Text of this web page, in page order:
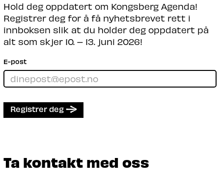
Hold deg oppdatert om Kongsberg Agenda!
Registrer deg for å få nyhetsbrevet rett i
innboksen slik at du holder deg oppdatert på
alt som skjer 10. – 13. juni 2026!
E-post
Registrer deg
Ta kontakt med oss